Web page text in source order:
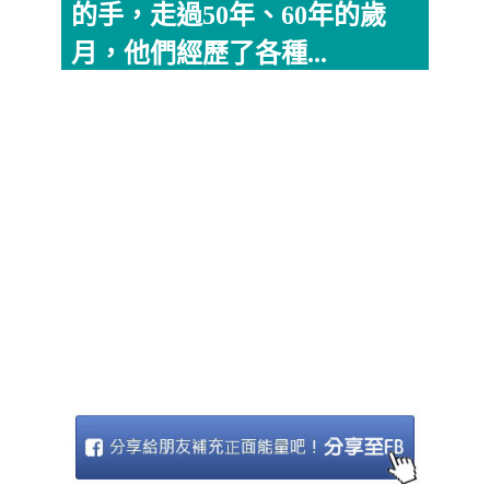
的手，走過50年、60年的歲
月，他們經歷了各種...